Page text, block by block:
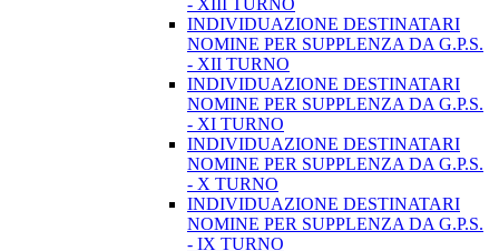
- XIII TURNO
INDIVIDUAZIONE DESTINATARI
NOMINE PER SUPPLENZA DA G.P.S.
- XII TURNO
INDIVIDUAZIONE DESTINATARI
NOMINE PER SUPPLENZA DA G.P.S.
- XI TURNO
INDIVIDUAZIONE DESTINATARI
NOMINE PER SUPPLENZA DA G.P.S.
- X TURNO
INDIVIDUAZIONE DESTINATARI
NOMINE PER SUPPLENZA DA G.P.S.
- IX TURNO